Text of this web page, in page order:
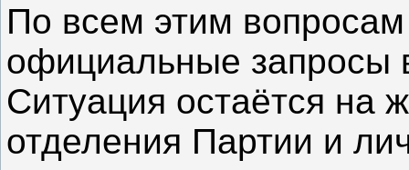
По всем этим
официальные запросы
Ситуация остаётся на
отделения Партии и